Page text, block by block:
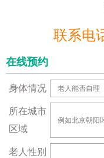
联系电
在线预约
身体情况
所在城市
区域
老人性别